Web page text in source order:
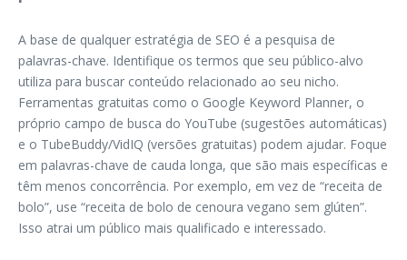
A base de qualquer estratégia de SEO é a pesquisa de
palavras-chave. Identifique os termos que seu público-alvo
utiliza para buscar conteúdo relacionado ao seu nicho.
Ferramentas gratuitas como o Google Keyword Planner, o
próprio campo de busca do YouTube (sugestões automáticas)
e o TubeBuddy/VidIQ (versões gratuitas) podem ajudar. Foque
em palavras-chave de cauda longa, que são mais específicas e
têm menos concorrência. Por exemplo, em vez de “receita de
bolo”, use “receita de bolo de cenoura vegano sem glúten”.
Isso atrai um público mais qualificado e interessado.